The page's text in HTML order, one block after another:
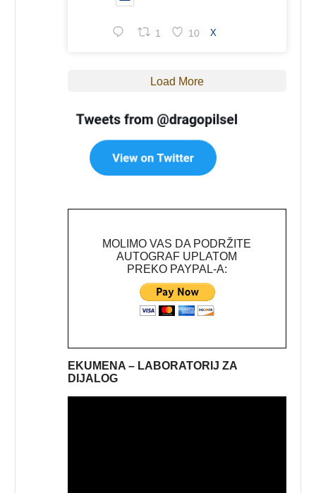
1 10 X
Load More
MOLIMO VAS DA PODRŽITE
AUTOGRAF UPLATOM
PREKO PAYPAL-A:
EKUMENA – LABORATORIJ ZA
DIJALOG